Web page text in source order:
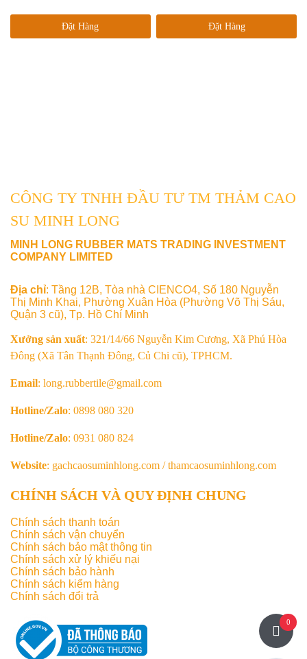
Đặt Hàng Đặt Hàng
CÔNG TY TNHH ĐẦU TƯ TM THẢM CAO
SU MINH LONG
MINH LONG RUBBER MATS TRADING INVESTMENT
COMPANY LIMITED
Địa chỉ: Tầng 12B, Tòa nhà CIENCO4, Số 180 Nguyễn
Thị Minh Khai, Phường Xuân Hòa (Phường Võ Thị Sáu,
Quận 3 cũ), Tp. Hồ Chí Minh
Xưởng sản xuất: 321/14/66 Nguyễn Kim Cương, Xã Phú Hòa
Đông (Xã Tân Thạnh Đông, Củ Chi cũ), TPHCM.
Email: long.rubbertile@gmail.com
Hotline/Zalo: 0898 080 320
Hotline/Zalo: 0931 080 824
Website: gachcaosuminhlong.com / thamcaosuminhlong.com
CHÍNH SÁCH VÀ QUY ĐỊNH CHUNG
Chính sách thanh toán
Chính sách vận chuyển
Chính sách bảo mật thông tin
Chính sách xử lý khiếu nại
Chính sách bảo hành
Chính sách kiểm hàng
Chính sách đổi trả
0